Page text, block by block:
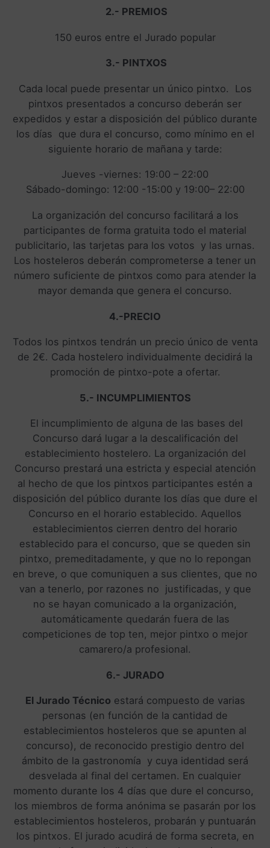
2.- PREMIOS
150 euros entre el Jurado popular
3.- PINTXOS
Cada local puede presentar un único pintxo. Los
pintxos presentados a concurso deberán ser
expedidos y estar a disposición del público durante
los días que dura el concurso, como mínimo en el
siguiente horario de mañana y tarde:
Jueves -viernes: 19:00 – 22:00
Sábado-domingo: 12:00 -15:00 y 19:00– 22:00
La organización del concurso facilitará a los
participantes de forma gratuita todo el material
publicitario, las tarjetas para los votos y las urnas.
Los hosteleros deberán comprometerse a tener un
número suficiente de pintxos como para atender la
mayor demanda que genera el concurso.
4.-PRECIO
Todos los pintxos tendrán un precio único de venta
de 2€. Cada hostelero individualmente decidirá la
promoción de pintxo-pote a ofertar.
5.- INCUMPLIMIENTOS
El incumplimiento de alguna de las bases del
Concurso dará lugar a la descalificación del
establecimiento hostelero. La organización del
Concurso prestará una estricta y especial atención
al hecho de que los pintxos participantes estén a
disposición del público durante los días que dure el
Concurso en el horario establecido. Aquellos
establecimientos cierren dentro del horario
establecido para el concurso, que se queden sin
pintxo, premeditadamente, y que no lo repongan
en breve, o que comuniquen a sus clientes, que no
van a tenerlo, por razones no justificadas, y que
no se hayan comunicado a la organización,
automáticamente quedarán fuera de las
competiciones de top ten, mejor pintxo o mejor
camarero/a profesional.
6.- JURADO
El Jurado Técnico estará compuesto de varias
personas (en función de la cantidad de
establecimientos hosteleros que se apunten al
concurso), de reconocido prestigio dentro del
ámbito de la gastronomía y cuya identidad será
desvelada al final del certamen. En cualquier
momento durante los 4 días que dure el concurso,
los miembros de forma anónima se pasarán por los
establecimientos hosteleros, probarán y puntuarán
los pintxos. El jurado acudirá de forma secreta, en